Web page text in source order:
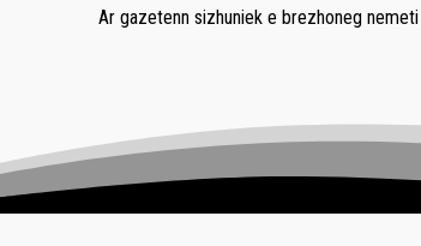
Ar gazetenn sizhuniek e brezhoneg